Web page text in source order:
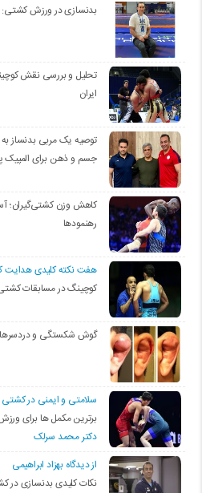
بدنسازی در ورزش کشتی:
تحلیل و بررسی نقش
ایران
توصیه یک مربی بدنساز
جسم و ذهن برای المپیک
کاهش وزن کشتی‌گیران؛
رهنمودها
هفت نکته کلیدی هدایت
کوچینگ در مسابقات
گوش شکستگی و
سلامتی و ایمنی در کشتی
برترین مکمل ها برای
دکتر محمد سرلک
از دیدگاه بهزاد ابراهیمی
نکات کلیدی بدنسازی در